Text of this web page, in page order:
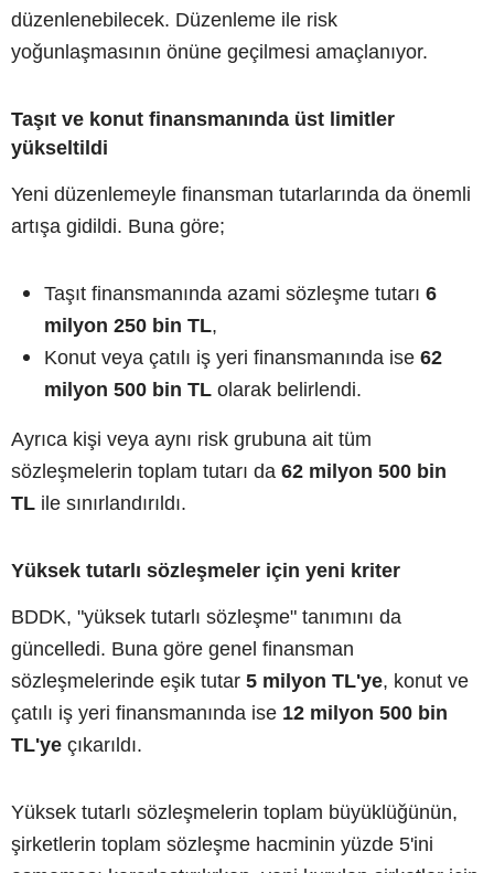
düzenlenebilecek. Düzenleme ile risk
yoğunlaşmasının önüne geçilmesi amaçlanıyor.
Taşıt ve konut finansmanında üst limitler
yükseltildi
Yeni düzenlemeyle finansman tutarlarında da önemli
artışa gidildi. Buna göre;
Taşıt finansmanında azami sözleşme tutarı 6
milyon 250 bin TL,
Konut veya çatılı iş yeri finansmanında ise 62
milyon 500 bin TL olarak belirlendi.
Ayrıca kişi veya aynı risk grubuna ait tüm
sözleşmelerin toplam tutarı da 62 milyon 500 bin
TL ile sınırlandırıldı.
Yüksek tutarlı sözleşmeler için yeni kriter
BDDK, "yüksek tutarlı sözleşme" tanımını da
güncelledi. Buna göre genel finansman
sözleşmelerinde eşik tutar 5 milyon TL'ye, konut ve
çatılı iş yeri finansmanında ise 12 milyon 500 bin
TL'ye çıkarıldı.
Yüksek tutarlı sözleşmelerin toplam büyüklüğünün,
şirketlerin toplam sözleşme hacminin yüzde 5'ini